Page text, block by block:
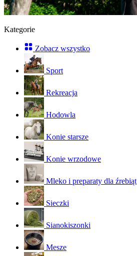
Kategorie
Zobacz wszystko
Sport
Rekreacja
Hodowla
Konie starsze
Konie wrzodowe
Mleko i preparaty dla źrebiąt
Sieczki
Sianokiszonki
Mesze